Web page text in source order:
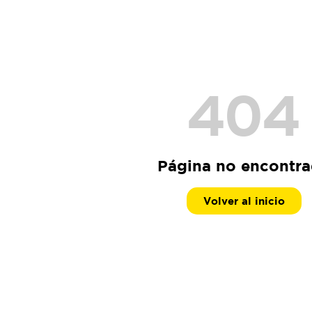
404
Página no
Volver al inicio